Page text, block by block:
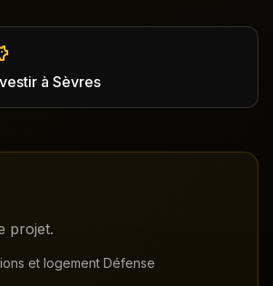
à Sèvres
projet.
et logement Défense